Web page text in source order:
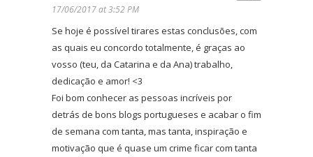
17/06/2017 at 3:52 PM
Se hoje é possível tirares estas conclusões, com
as quais eu concordo totalmente, é graças ao
vosso (teu, da Catarina e da Ana) trabalho,
dedicação e amor! <3
Foi bom conhecer as pessoas incríveis por
detrás de bons blogs portugueses e acabar o fim
de semana com tanta, mas tanta, inspiração e
motivação que é quase um crime ficar com tanta